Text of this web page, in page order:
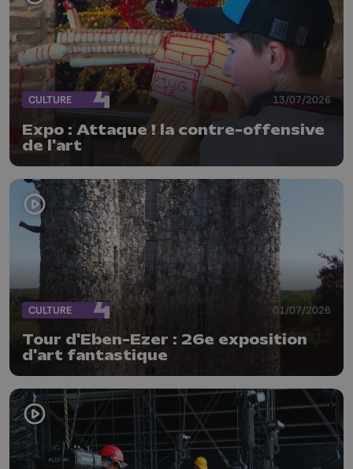
CULTURE 13/07/2026
Expo : Attaque ! la contre-offensive
de l'art
CULTURE 01/07/2026
Tour d'Eben-Ezer : 26e exposition
d'art fantastique